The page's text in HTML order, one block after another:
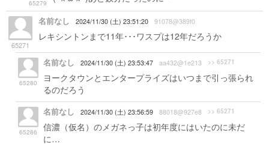
65279
65271
名前なし 2024/11/30 (土) 23:51:20 91078@389f0
レキシントンまで11年･･･ワスプは12年だろうか
65280
名前なし 2024/11/30 (土) 23:53:47 aa432@1e213 >> 65271
ヨークタウンとエンタープライズはいつまで引っ張られ
るのだろう
65286
名前なし 2024/11/30 (土) 23:56:59 88018@927e8 >> 65271
信濃（仮名）のメガネっ子は初年度にはいたのに未だ
に…